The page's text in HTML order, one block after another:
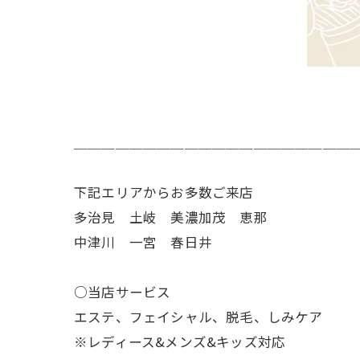
下記エリアからお多数ご来店
多治見 土岐 美濃加茂 恵那
中津川 一宮 春日井
○当店サービス
エステ、フェイシャル、脱毛、しみケア
※レディース&メンズ&キッズ対応